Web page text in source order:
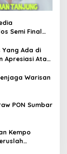
Semi Final
Yang Ada di
Apresiasi Atas
Warisan
PON Sumbar
Kempo